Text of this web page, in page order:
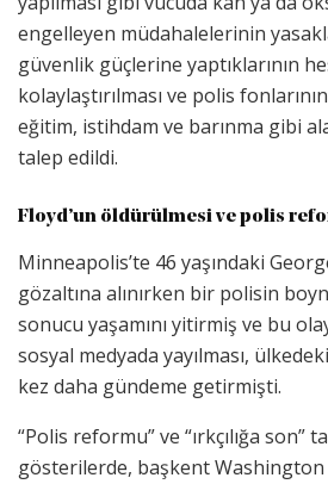
engelleyen müdahalelerinin
güvenlik güçlerine yaptıklarının
kolaylaştırılması ve polis
eğitim, istihdam ve barınma gibi
talep edildi.
Floyd’un öldürülmesi ve polis
Minneapolis’te 46 yaşındaki
gözaltına alınırken bir polisin
sonucu yaşamını yitirmiş ve bu
sosyal medyada yayılması,
kez daha gündeme getirmişti.
“Polis reformu” ve “ırkçılığa son”
gösterilerde, başkent Washington